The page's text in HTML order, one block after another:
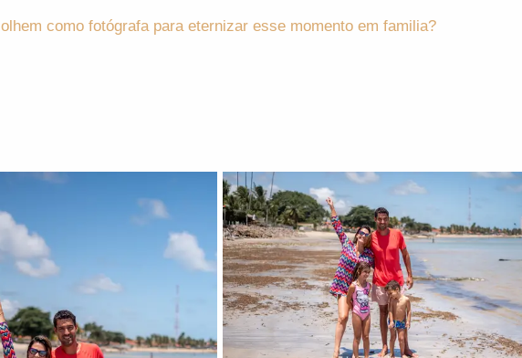
como fotógrafa para eternizar esse momento em familia?